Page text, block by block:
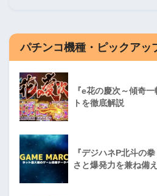
パチンコ機種・ピックアッ
『e花の慶次～傾奇
トを徹底解説
『デジハネP北斗の
さと爆発力を兼ね備